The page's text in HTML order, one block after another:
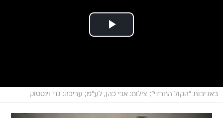
באדיבות "הקול החרדי"; צילום: אבי כהן, לע"מ; עריכה: גדי וינסטוק